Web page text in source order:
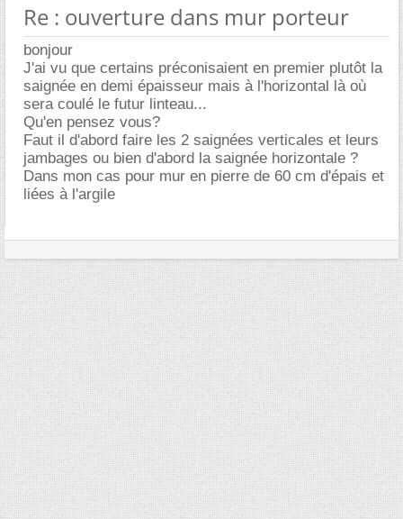
Re : ouverture dans mur porteur
bonjour
J'ai vu que certains préconisaient en premier plutôt la
saignée en demi épaisseur mais à l'horizontal là où
sera coulé le futur linteau...
Qu'en pensez vous?
Faut il d'abord faire les 2 saignées verticales et leurs
jambages ou bien d'abord la saignée horizontale ?
Dans mon cas pour mur en pierre de 60 cm d'épais et
liées à l'argile